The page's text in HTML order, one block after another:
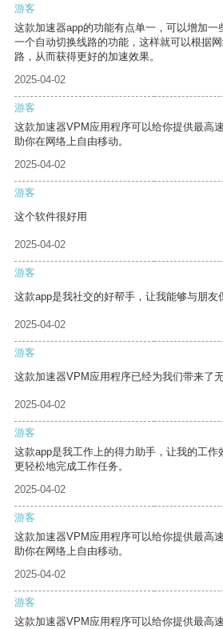
游客
这款加速器app的功能有点单一，可以增加一
一个自动切换线路的功能，这样就可以根据
路，从而获得更好的加速效果。
2025-04-02
游客
这款加速器VPM应用程序可以给你提供最高
助你在网络上自由移动。
2025-04-02
游客
这个软件很好用
2025-04-02
游客
这款app是我社交的好帮手，让我能够与朋友
2025-04-02
游客
这款加速器VPM应用程序已经为我们带来了
2025-04-02
游客
这款app是我工作上的得力助手，让我的工作
更轻松地完成工作任务。
2025-04-02
游客
这款加速器VPM应用程序可以给你提供最高
助你在网络上自由移动。
2025-04-02
游客
这款加速器VPM应用程序可以给你提供最高